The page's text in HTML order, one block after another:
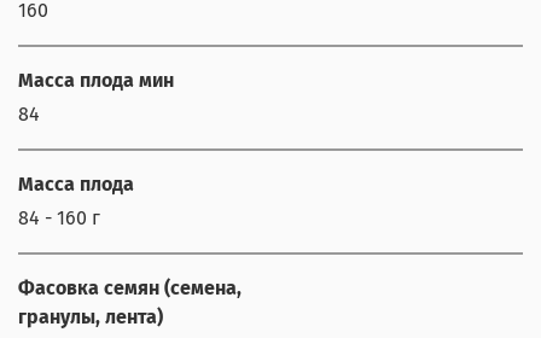
160
Масса плода мин
84
Масса плода
84 - 160 г
Фасовка семян (семена,
гранулы, лента)